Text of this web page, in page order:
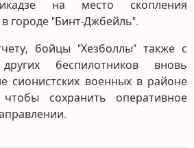
на место скопления
городе "Бинт-Джбейль".
бойцы "Хезболлы" также с
беспилотников вновь
сионистских военных в районе
чтобы сохранить оперативное